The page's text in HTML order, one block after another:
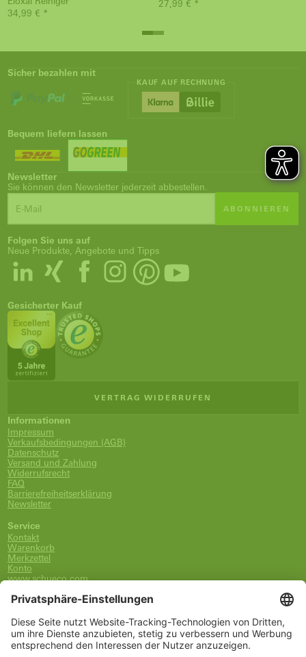
34,99 € *
27,99 € *
Sicher bezahlen mit
KAUF AUF RECHNUNG
Bequem liefern lassen
Newsletter
Sie können den Newsletter jederzeit abbestellen.
ABONNIEREN
Folgen Sie uns auf
Neue Produkte, Angebote und Tipps
Gesicherter Kauf
VERTRAG WIDERRUFEN
Informationen
Impressum
Verkaufsbedingungen (AGB)
Datenschutz
Versand und Zahlung
Widerrufsrecht
FAQ
Barrierefreiheitserklärung
Newsletter
Service
Kontakt
Warenkorb
Merkzettel
Konto
www.schueco.com
0800-400-4007
kostenlos aus dem dt. Festnetz
Unsere Marken
Alle Marken